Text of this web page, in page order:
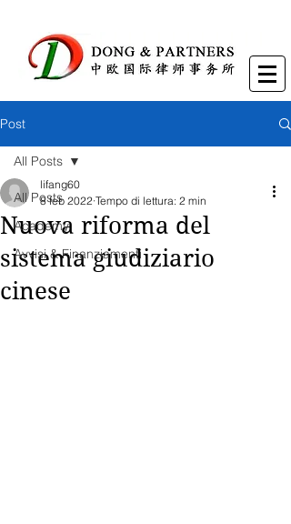
Post
All Posts
Academy
Avvisi & Finanziamenti
All Posts
Nuova riforma del
sistema giudiziario
cinese
lifang60
8 feb 2022 Tempo di lettura: 2 min